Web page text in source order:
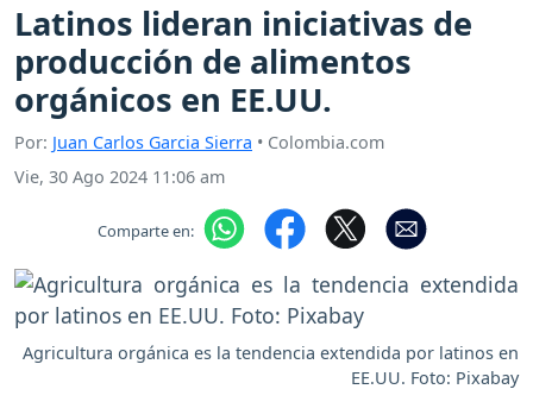
Latinos lideran iniciativas de
producción de alimentos
orgánicos en EE.UU.
Por: Juan Carlos Garcia Sierra • Colombia.com
Vie, 30 Ago 2024 11:06 am
Comparte en:
Agricultura orgánica es la tendencia extendida por latinos en
EE.UU. Foto: Pixabay